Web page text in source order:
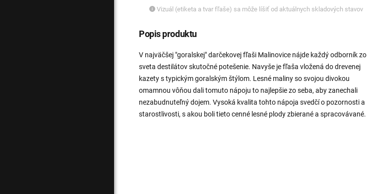
Vizuál (etiketa a tvar fľaše) sa môže líšiť od aktuálnych skladových stavov
Popis produktu
V najväčšej "goralskej" darčekovej fľaši Malinovice nájde každý odborník zo
sveta destilátov skutočné potešenie. Navyše je fľaša vložená do drevenej
kazety s typickým goralským štýlom. Lesné maliny so svojou divokou
omamnou vôňou dali tomuto nápoju to najlepšie zo seba, aby zanechali
nezabudnuteľný dojem. Vysoká kvalita tohto nápoja svedčí o pozornosti a
starostlivosti, s akou boli tieto cenné lesné plody zbierané a spracovávané.